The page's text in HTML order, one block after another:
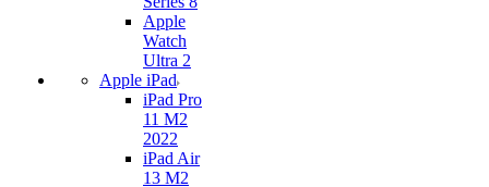
Apple
Watch
Ultra 2
Apple iPad
iPad Pro
11 M2
2022
iPad Air
13 M2